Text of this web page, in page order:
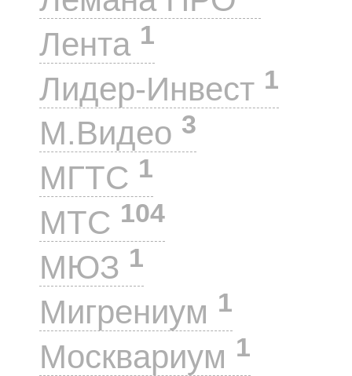
Лента 1
Лидер-Инвест 1
М.Видео 3
МГТС 1
МТС 104
МЮЗ 1
Мигрениум 1
Москвариум 1